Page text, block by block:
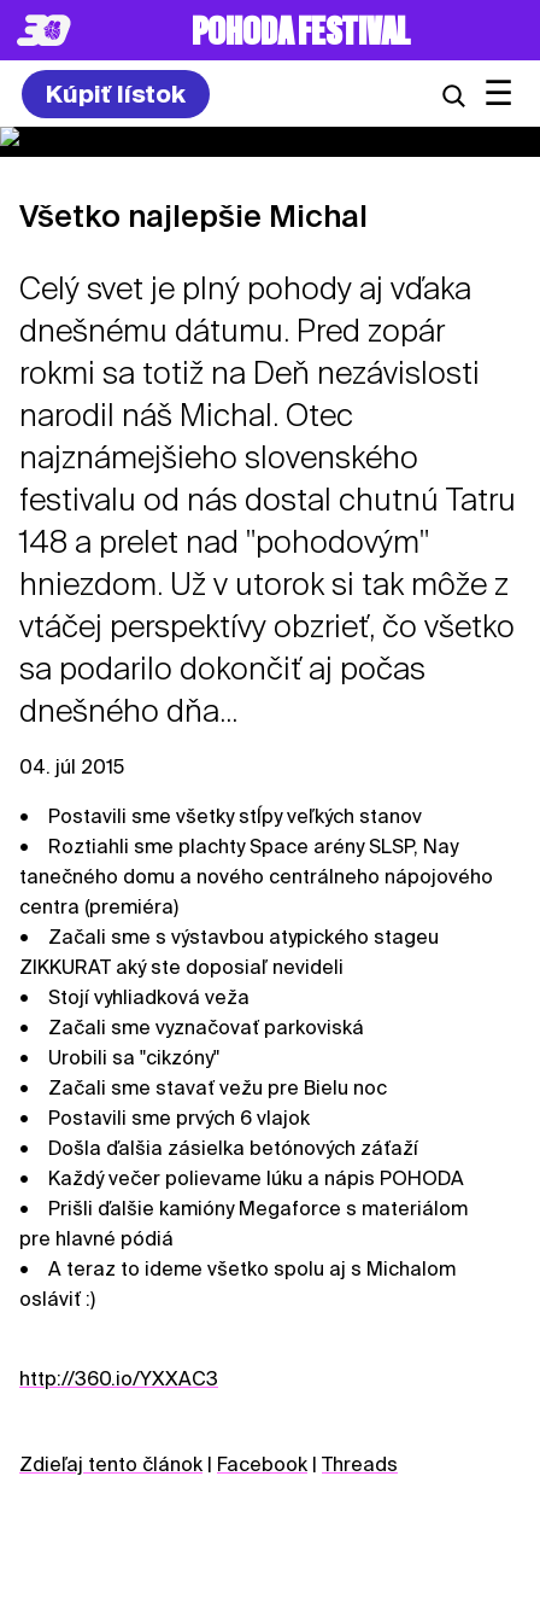
POHODA FESTIVAL
Kúpiť lístok ☰
Všetko najlepšie Michal
Celý svet je plný pohody aj vďaka
dnešnému dátumu. Pred zopár
rokmi sa totiž na Deň nezávislosti
narodil náš Michal. Otec
najznámejšieho slovenského
festivalu od nás dostal chutnú Tatru
148 a prelet nad "pohodovým"
hniezdom. Už v utorok si tak môže z
vtáčej perspektívy obzrieť, čo všetko
sa podarilo dokončiť aj počas
dnešného dňa...
04. júl 2015
• Postavili sme všetky stĺpy veľkých stanov
• Roztiahli sme plachty Space arény SLSP, Nay
tanečného domu a nového centrálneho nápojového
centra (premiéra)
• Začali sme s výstavbou atypického stageu
ZIKKURAT aký ste doposiaľ nevideli
• Stojí vyhliadková veža
• Začali sme vyznačovať parkoviská
• Urobili sa "cikzóny"
• Začali sme stavať vežu pre Bielu noc
• Postavili sme prvých 6 vlajok
• Došla ďalšia zásielka betónových záťaží
• Každý večer polievame lúku a nápis POHODA
• Prišli ďalšie kamióny Megaforce s materiálom
pre hlavné pódiá
• A teraz to ideme všetko spolu aj s Michalom
osláviť :)
http://360.io/YXXAC3
Zdieľaj tento článok Facebook Threads